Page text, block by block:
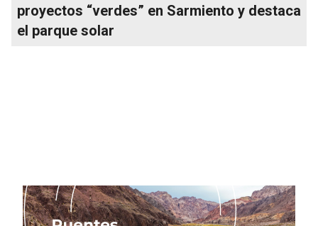
proyectos “verdes” en Sarmiento y destaca
el parque solar